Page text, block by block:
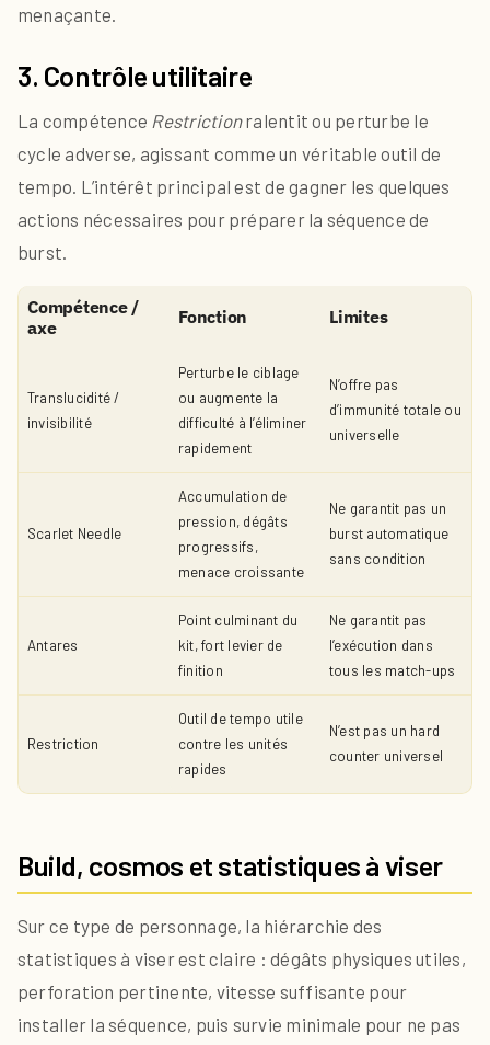
menaçante.
3. Contrôle utilitaire
La compétence Restrictionralentit ou perturbe le
cycle adverse, agissant comme un véritable outil de
tempo. L’intérêt principal est de gagner les quelques
actions nécessaires pour préparer la séquence de
burst.
Compétence /
axe
Fonction Limites
Translucidité /
invisibilité
Perturbe le ciblage
ou augmente la
difficulté à l’éliminer
rapidement
N’offre pas
d’immunité totale ou
universelle
Scarlet Needle
Accumulation de
pression, dégâts
progressifs,
menace croissante
Ne garantit pas un
burst automatique
sans condition
Antares
Point culminant du
kit, fort levier de
finition
Ne garantit pas
l’exécution dans
tous les match-ups
Restriction
Outil de tempo utile
contre les unités
rapides
N’est pas un hard
counter universel
Build, cosmos et statistiques à viser
Sur ce type de personnage, la hiérarchie des
statistiques à viser est claire : dégâts physiques utiles,
perforation pertinente, vitesse suffisante pour
installer la séquence, puis survie minimale pour ne pas